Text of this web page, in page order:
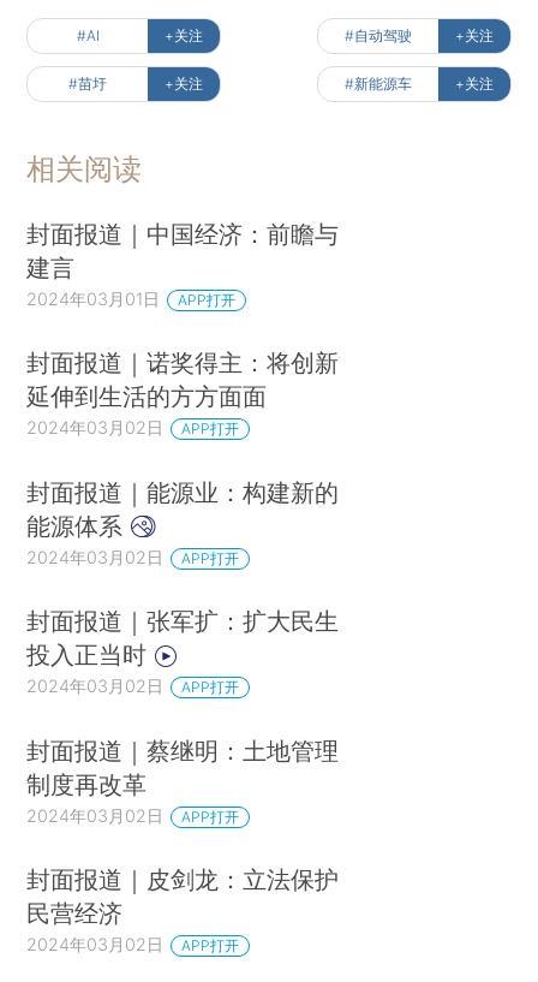
#AI +关注 #自动驾驶 +关注
#苗圩 +关注 #新能源车 +关注
相关阅读
封面报道｜中国经济：前瞻与
建言
2024年03月01日 APP打开
封面报道｜诺奖得主：将创新
延伸到生活的方方面面
2024年03月02日 APP打开
封面报道｜能源业：构建新的
能源体系
2024年03月02日 APP打开
封面报道｜张军扩：扩大民生
投入正当时
2024年03月02日 APP打开
封面报道｜蔡继明：土地管理
制度再改革
2024年03月02日 APP打开
封面报道｜皮剑龙：立法保护
民营经济
2024年03月02日 APP打开